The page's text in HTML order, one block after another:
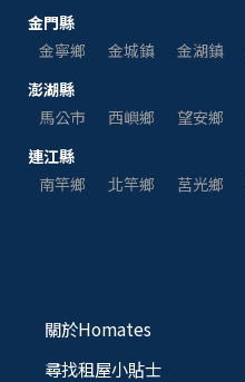
金門縣
金寧鄉
金城鎮 金湖鎮
澎湖縣
馬公市
西嶼鄉 望安鄉
連江縣
南竿鄉
北竿鄉 莒光鄉
關於Homates
尋找租屋小貼士